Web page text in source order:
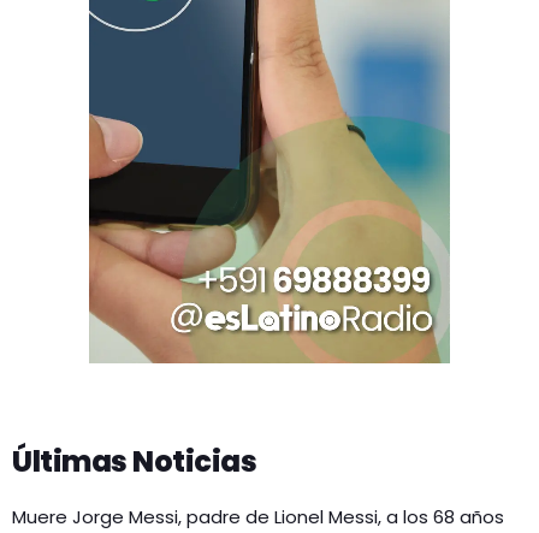
Últimas Noticias
Muere Jorge Messi, padre de Lionel Messi, a los 68 años